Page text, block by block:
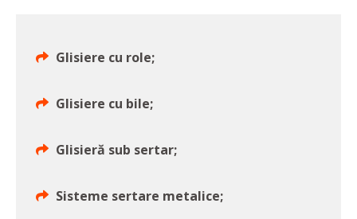
Glisiere cu role;
Glisiere cu bile;
Glisieră sub sertar;
Sisteme sertare metalice;